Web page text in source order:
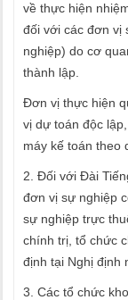
về thực hiện
đối với các đơn vị
nghiệp) do cơ
thành lập.
Đơn vị thực hiện
vị dự toán độc
máy kế toán
2. Đối với Đài
đơn vị sự nghiệp
sự nghiệp trực
chính trị, tổ chức
định tại Nghị định
3. Các tổ chức